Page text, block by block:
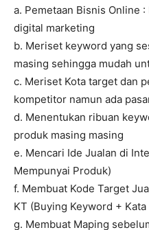
a. Pemetaan Bisnis Online
digital marketing
b. Meriset keyword yang
masing sehingga mudah
c. Meriset Kota target dan
kompetitor namun ada
d. Menentukan ribuan
produk masing masing
e. Mencari Ide Jualan di
Mempunyai Produk)
f. Membuat Kode Target
KT (Buying Keyword +
g. Membuat Maping